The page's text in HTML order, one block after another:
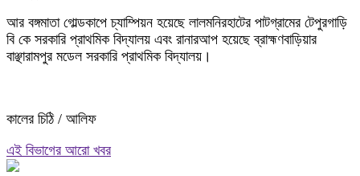
আর বঙ্গমাতা গোল্ডকাপে চ্যাম্পিয়ন হয়েছে লালমনিরহাটের পাটগ্রামের টেপুরগাড়ি
বি কে সরকারি প্রাথমিক বিদ্যালয় এবং রানারআপ হয়েছে ব্রাহ্মণবাড়িয়ার
বাঞ্ছারামপুর মডেল সরকারি প্রাথমিক বিদ্যালয়।
কালের চিঠি / আলিফ
এই বিভাগের আরো খবর